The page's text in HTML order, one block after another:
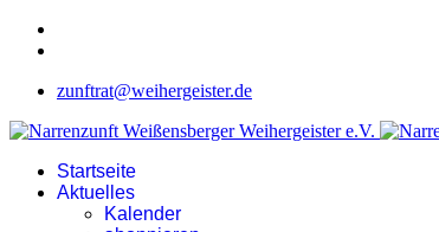
zunftrat@weihergeister.de
Startseite
Aktuelles
Kalender